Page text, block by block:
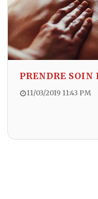
PRENDRE SOIN
11/03/2019 11:43 PM